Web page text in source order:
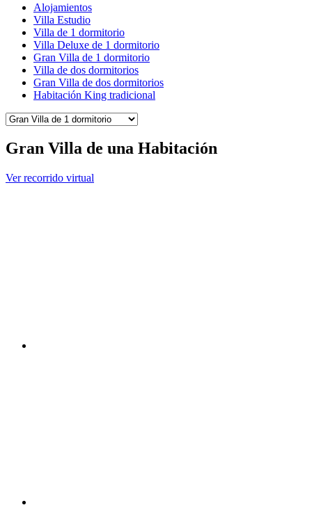
Alojamientos
Villa Estudio
Villa de 1 dormitorio
Villa Deluxe de 1 dormitorio
Gran Villa de 1 dormitorio
Villa de dos dormitorios
Gran Villa de dos dormitorios
Habitación King tradicional
Gran Villa de una Habitación
Ver recorrido virtual